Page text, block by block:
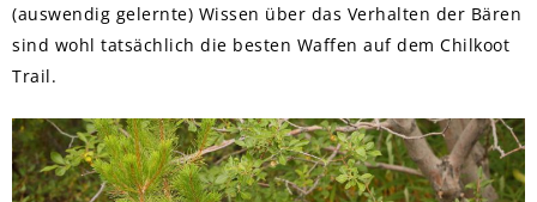
(auswendig gelernte) Wissen über das Verhalten der Bären
sind wohl tatsächlich die besten Waffen auf dem Chilkoot
Trail.